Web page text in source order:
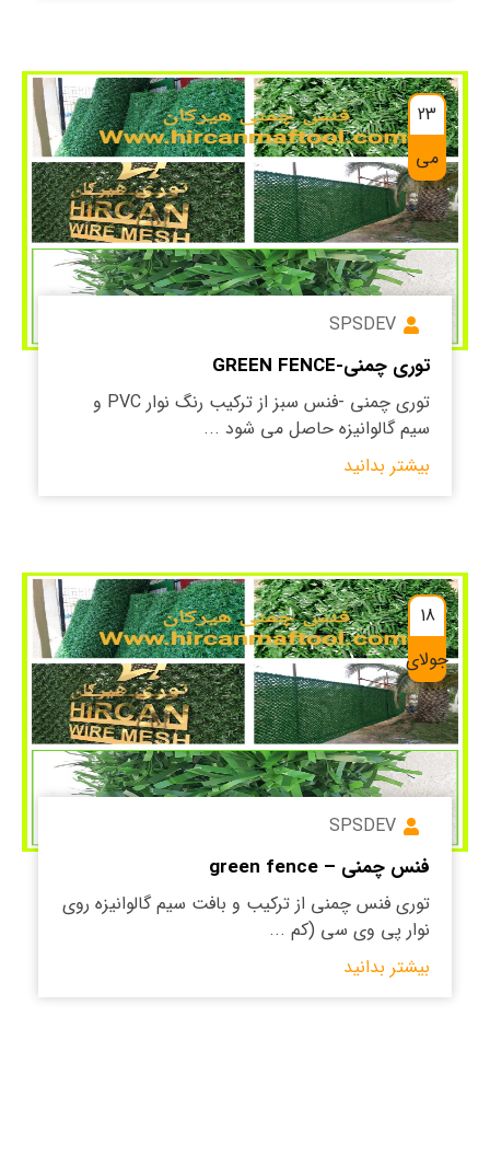
23
می
SPSDEV
توری چمنی-GREEN FENCE
توری چمنی -فنس سبز از ترکیب رنگ نوار PVC و
سیم گالوانیزه حاصل می شود ...
بیشتر بدانید
18
جولای
SPSDEV
فنس چمنی – green fence
توری فنس چمنی از ترکیب و بافت سیم گالوانیزه روی
نوار پی وی سی (کم ...
بیشتر بدانید